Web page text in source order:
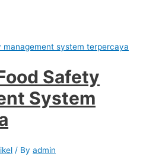
Safety
System
/ Byadmin